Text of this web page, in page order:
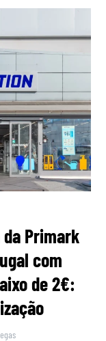
Primark
com
de 2€: